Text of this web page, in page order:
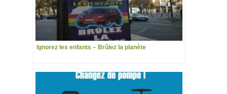
Ignorez les enfants – Brûlez la planète